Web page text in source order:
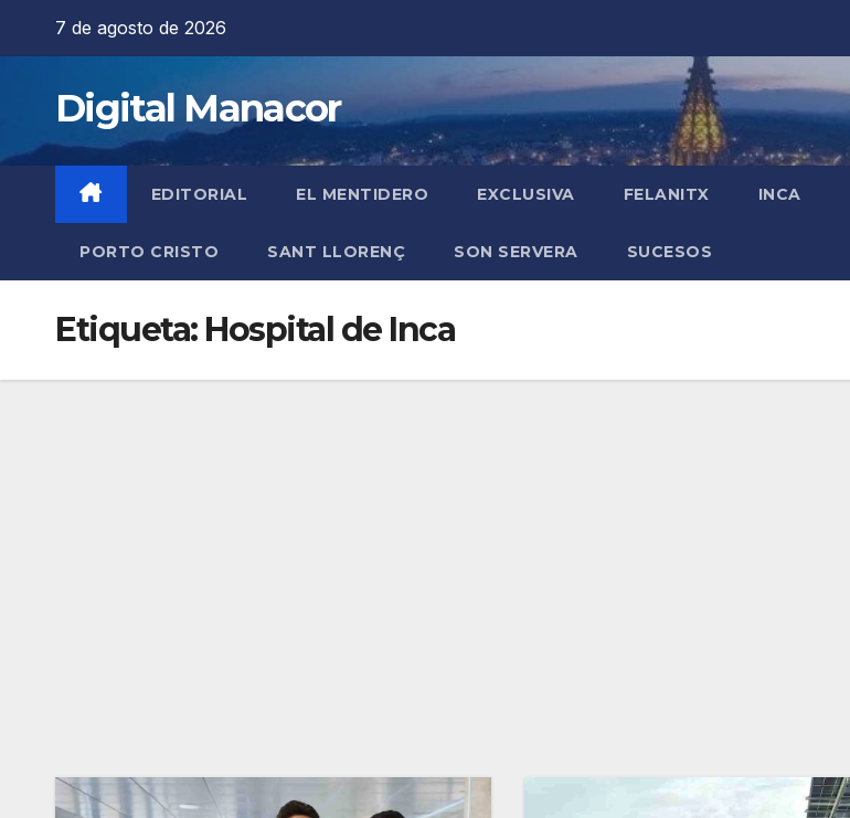
7 de agosto de 2026
Digital Manacor
EDITORIAL EL MENTIDERO EXCLUSIVA FELANITX INCA
PORTO CRISTO SANT LLORENÇ SON SERVERA SUCESOS
Etiqueta: Hospital de Inca